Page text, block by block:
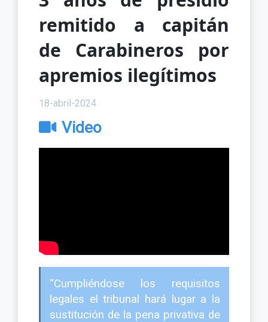
remitido a capitán
de Carabineros por
apremios ilegítimos
18-abril-2024
Video
“Cumpliéndose los requisitos
legales el tribunal hará lugar a la
sustitución de la pena privativa de